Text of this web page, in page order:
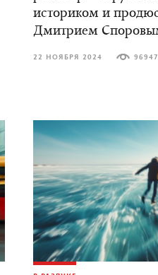
историком и
Дмитрием
22 НОЯБРЯ 2024 96947